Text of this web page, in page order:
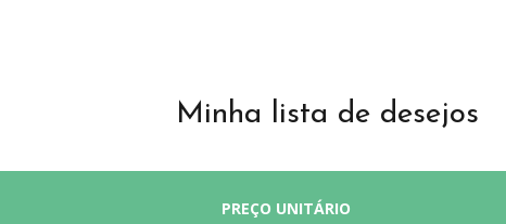
Minha lista de desejos
PREÇO UNITÁRIO